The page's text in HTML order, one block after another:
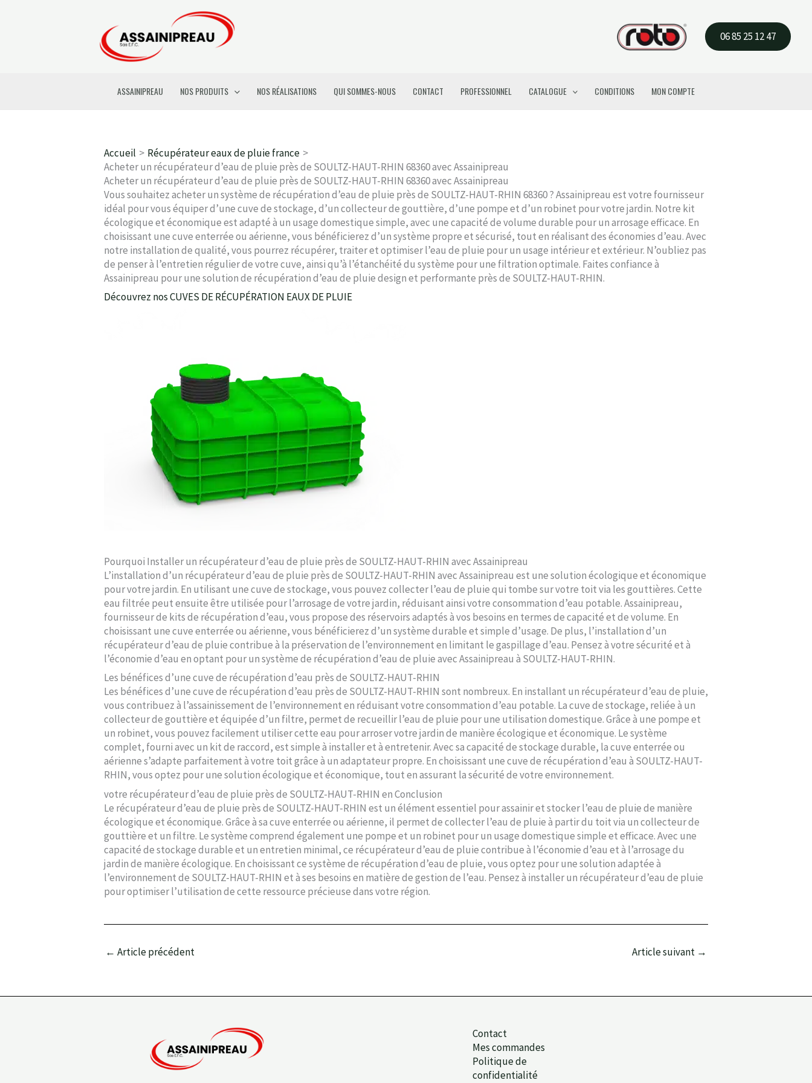
06 85 25 12 47
ASSAINIPREAU NOS PRODUITS NOS RÉALISATIONS QUI SOMMES-NOUS CONTACT PROFESSIONNEL CATALOGUE CONDITIONS MON COMPTE
Accueil
Récupérateur eaux de pluie france
Acheter un récupérateur d’eau de pluie près de SOULTZ-HAUT-RHIN 68360 avec Assainipreau
Acheter un récupérateur d’eau de pluie près de SOULTZ-HAUT-RHIN 68360 avec Assainipreau
Vous souhaitez acheter un système de récupération d’eau de pluie près de SOULTZ-HAUT-RHIN 68360 ? Assainipreau est votre fournisseur
idéal pour vous équiper d’une cuve de stockage, d’un collecteur de gouttière, d’une pompe et d’un robinet pour votre jardin. Notre kit
écologique et économique est adapté à un usage domestique simple, avec une capacité de volume durable pour un arrosage efficace. En
choisissant une cuve enterrée ou aérienne, vous bénéficierez d’un système propre et sécurisé, tout en réalisant des économies d’eau. Avec
notre installation de qualité, vous pourrez récupérer, traiter et optimiser l’eau de pluie pour un usage intérieur et extérieur. N’oubliez pas
de penser à l’entretien régulier de votre cuve, ainsi qu’à l’étanchéité du système pour une filtration optimale. Faites confiance à
Assainipreau pour une solution de récupération d’eau de pluie design et performante près de SOULTZ-HAUT-RHIN.
Découvrez nos CUVES DE RÉCUPÉRATION EAUX DE PLUIE
Pourquoi Installer un récupérateur d’eau de pluie près de SOULTZ-HAUT-RHIN avec Assainipreau
L’installation d’un récupérateur d’eau de pluie près de SOULTZ-HAUT-RHIN avec Assainipreau est une solution écologique et économique
pour votre jardin. En utilisant une cuve de stockage, vous pouvez collecter l’eau de pluie qui tombe sur votre toit via les gouttières. Cette
eau filtrée peut ensuite être utilisée pour l’arrosage de votre jardin, réduisant ainsi votre consommation d’eau potable. Assainipreau,
fournisseur de kits de récupération d’eau, vous propose des réservoirs adaptés à vos besoins en termes de capacité et de volume. En
choisissant une cuve enterrée ou aérienne, vous bénéficierez d’un système durable et simple d’usage. De plus, l’installation d’un
récupérateur d’eau de pluie contribue à la préservation de l’environnement en limitant le gaspillage d’eau. Pensez à votre sécurité et à
l’économie d’eau en optant pour un système de récupération d’eau de pluie avec Assainipreau à SOULTZ-HAUT-RHIN.
Les bénéfices d’une cuve de récupération d’eau près de SOULTZ-HAUT-RHIN
Les bénéfices d’une cuve de récupération d’eau près de SOULTZ-HAUT-RHIN sont nombreux. En installant un récupérateur d’eau de pluie,
vous contribuez à l’assainissement de l’environnement en réduisant votre consommation d’eau potable. La cuve de stockage, reliée à un
collecteur de gouttière et équipée d’un filtre, permet de recueillir l’eau de pluie pour une utilisation domestique. Grâce à une pompe et
un robinet, vous pouvez facilement utiliser cette eau pour arroser votre jardin de manière écologique et économique. Le système
complet, fourni avec un kit de raccord, est simple à installer et à entretenir. Avec sa capacité de stockage durable, la cuve enterrée ou
aérienne s’adapte parfaitement à votre toit grâce à un adaptateur propre. En choisissant une cuve de récupération d’eau à SOULTZ-HAUT-
RHIN, vous optez pour une solution écologique et économique, tout en assurant la sécurité de votre environnement.
votre récupérateur d’eau de pluie près de SOULTZ-HAUT-RHIN en Conclusion
Le récupérateur d’eau de pluie près de SOULTZ-HAUT-RHIN est un élément essentiel pour assainir et stocker l’eau de pluie de manière
écologique et économique. Grâce à sa cuve enterrée ou aérienne, il permet de collecter l’eau de pluie à partir du toit via un collecteur de
gouttière et un filtre. Le système comprend également une pompe et un robinet pour un usage domestique simple et efficace. Avec une
capacité de stockage durable et un entretien minimal, ce récupérateur d’eau de pluie contribue à l’économie d’eau et à l’arrosage du
jardin de manière écologique. En choisissant ce système de récupération d’eau de pluie, vous optez pour une solution adaptée à
l’environnement de SOULTZ-HAUT-RHIN et à ses besoins en matière de gestion de l’eau. Pensez à installer un récupérateur d’eau de pluie
pour optimiser l’utilisation de cette ressource précieuse dans votre région.
← Article précédent Article suivant →
Contact
Mes commandes
Politique de
confidentialité